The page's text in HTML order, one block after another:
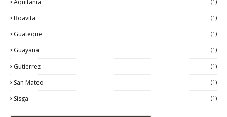
Boavita (1)
Guateque (1)
Guayana (1)
Gutiérrez (1)
San Mateo (1)
Sisga (1)